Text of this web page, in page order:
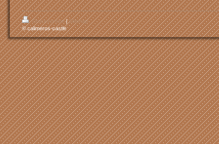
Druckversion| Sitemap
© calimeros-castle